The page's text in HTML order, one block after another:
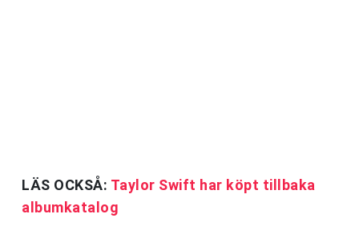
LÄS OCKSÅ: Taylor Swift har köpt tillbaka
albumkatalog